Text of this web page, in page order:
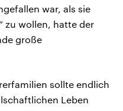
war, als sie
zu wollen, hatte der
große
sollte endlich
Leben